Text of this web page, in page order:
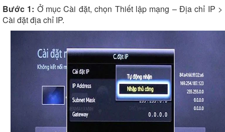
Bước 1: Ở mục Cài đặt, chọn Thiết lập mạng – Địa chỉ IP >
Cài đặt địa chỉ IP.